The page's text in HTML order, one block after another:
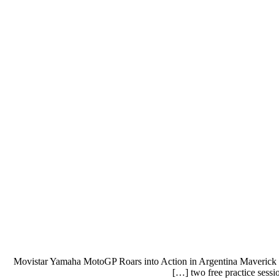
Movistar Yamaha MotoGP Roars into Action in Argentina Maverick
two free practice